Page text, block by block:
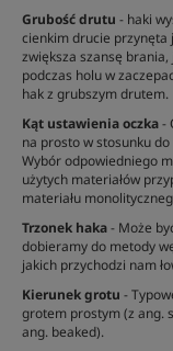
Grubość drutu - haki
cienkim drucie przynęta
zwiększa szansę
podczas holu w
hak z grubszym drutem.
Kąt ustawienia oczka-
na prosto w stosunku
Wybór odpowiedniego
użytych materiałów
materiału
Trzonek haka- Może
dobieramy do metody
jakich przychodzi nam
Kierunek grotu -
grotem prostym (z ang.
ang. beaked).